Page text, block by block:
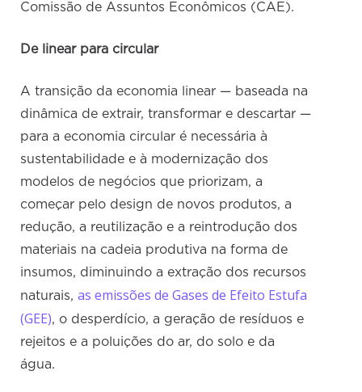
Comissão de Assuntos Econômicos (CAE).
De linear para circular
A transição da economia linear — baseada na
dinâmica de extrair, transformar e descartar —
para a economia circular é necessária à
sustentabilidade e à modernização dos
modelos de negócios que priorizam, a
começar pelo design de novos produtos, a
redução, a reutilização e a reintrodução dos
materiais na cadeia produtiva na forma de
insumos, diminuindo a extração dos recursos
naturais,as emissões de Gases de Efeito Estufa
(GEE), o desperdício, a geração de resíduos e
rejeitos e a poluições do ar, do solo e da
água.